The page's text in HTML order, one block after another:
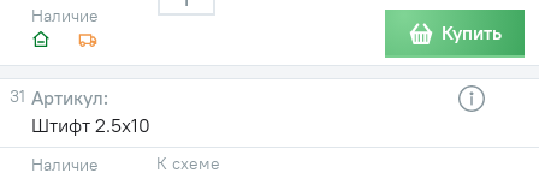
Наличие
Купить
31
Штифт 2.5х10
Наличие
К схеме